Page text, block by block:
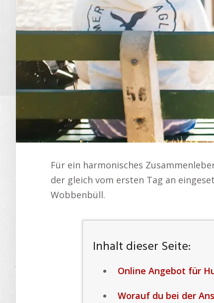
Für ein harmonisches
der gleich vom ersten Tag an
Wobbenbüll.
Inhalt dieser Seite:
Online Angebot für
Worauf du bei der